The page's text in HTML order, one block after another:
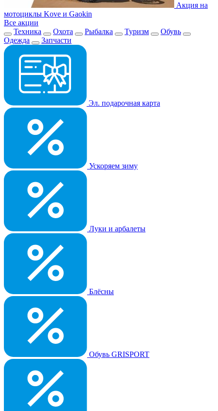
Акция на
мотоциклы Kove и Gaokin
Все акции
Техника
Охота Рыбалка Туризм
Обувь
Одежда
Запчасти
Эл. подарочная карта
Ускоряем зиму
Луки и арбалеты
Блёсны
Обувь GRISPORT